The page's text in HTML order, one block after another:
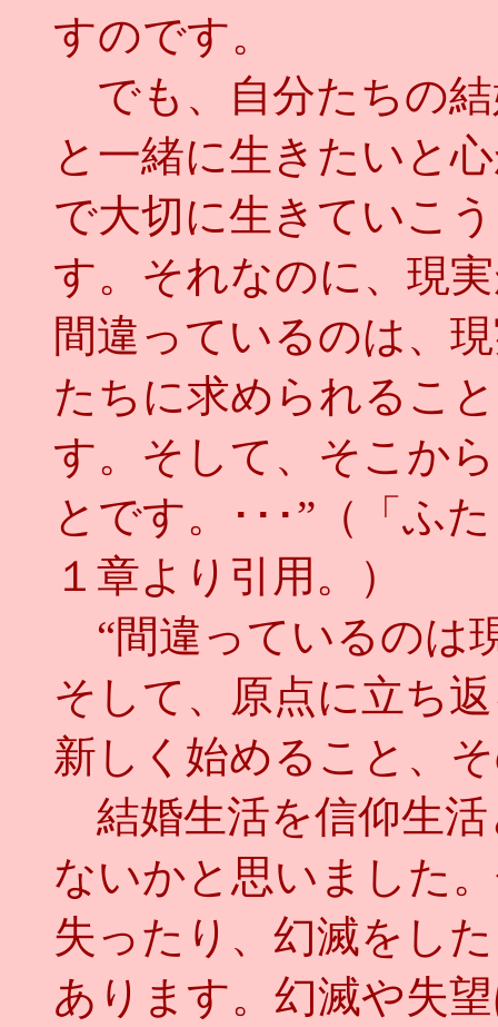
すのです。
でも、自分たちの
と一緒に生きたいと
で大切に生きていこ
す。それなのに、現
間違っているのは、
たちに求められるこ
す。そして、そこか
とです。･･･”（「ふ
１章より引用。）
“間違っているのは
そして、原点に立ち
新しく始めること、
結婚生活を信仰生
ないかと思いました
失ったり、幻滅をし
あります。幻滅や失